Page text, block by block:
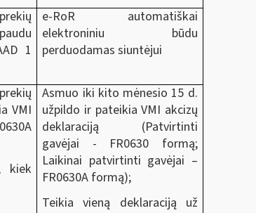
1
e-RoR automatiškai
elektroniniu būdu
perduodamas siuntėjui
VMI
kiek
Asmuo iki kito mėnesio 15 d.
užpildo ir pateikia VMI akcizų
deklaraciją (Patvirtinti
gavėjai - FR0630 formą;
Laikinai patvirtinti gavėjai –
FR0630A formą);
Teikia vieną deklaraciją už